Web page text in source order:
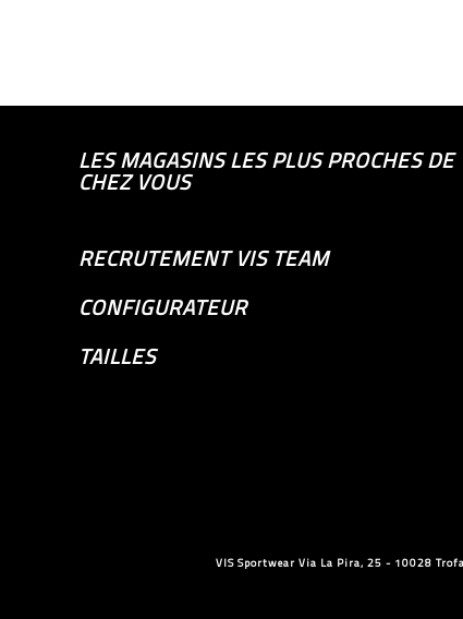
LES MAGASINS LES PLUS PROCHES DE
CHEZ VOUS
RECRUTEMENT VIS TEAM
CONFIGURATEUR
TAILLES
VIS Sportwear Via La Pira, 25 - 10028